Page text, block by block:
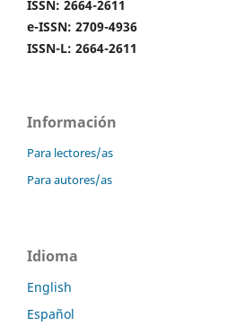
ISSN: 2664-2611
e-ISSN: 2709-4936
ISSN-L: 2664-2611
Información
Para lectores/as
Para autores/as
Idioma
English
Español